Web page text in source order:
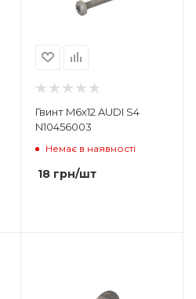
Гвинт M6x12 AUDI S4
N10456003
Немає в наявності
18грн/шт